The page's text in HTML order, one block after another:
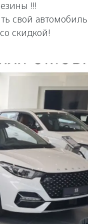
!!!
свой
скидкой!